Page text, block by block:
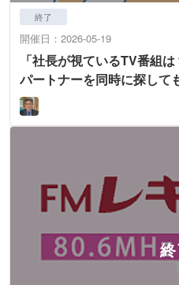
終了
開催日：2026-05-19
「社長が視ているTV番組
パートナーを同時に探して